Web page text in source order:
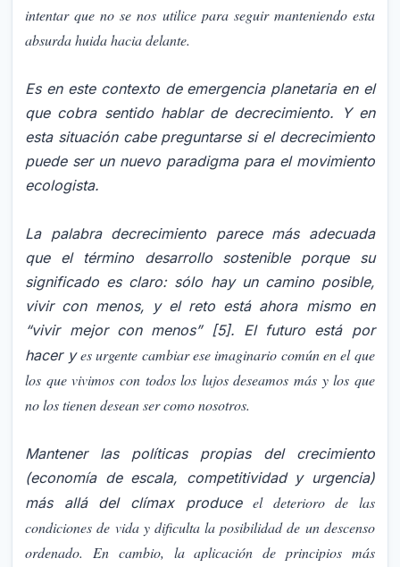
intentar que no se nos utilice para seguir manteniendo esta
absurda huida hacia delante.
Es en este contexto de emergencia planetaria en el
que cobra sentido hablar de decrecimiento. Y en
esta situación cabe preguntarse si el decrecimiento
puede ser un nuevo paradigma para el movimiento
ecologista.
La palabra decrecimiento parece más adecuada
que el término desarrollo sostenible porque su
significado es claro: sólo hay un camino posible,
vivir con menos, y el reto está ahora mismo en
“vivir mejor con menos” [5]. El futuro está por
hacer yes urgente cambiar ese imaginario común en el que
los que vivimos con todos los lujos deseamos más y los que
no los tienen desean ser como nosotros.
Mantener las políticas propias del crecimiento
(economía de escala, competitividad y urgencia)
más allá del clímax produceel deterioro de las
condiciones de vida y dificulta la posibilidadde un descenso
ordenado. En cambio, la aplicación de principios más